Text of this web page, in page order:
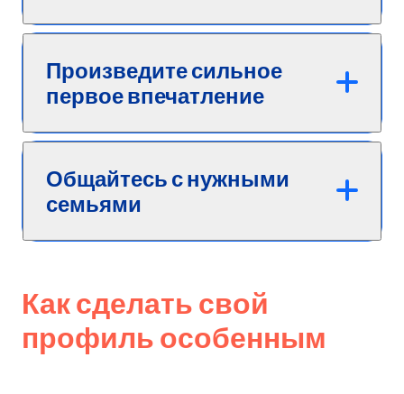
Произведите сильное
первое впечатление
Общайтесь с нужными
семьями
Как сделать свой
профиль особенным